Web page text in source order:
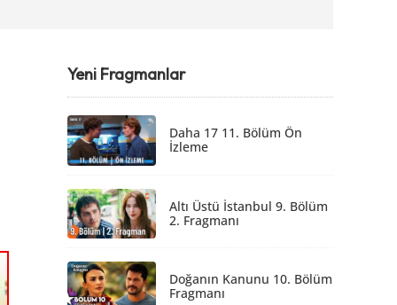
Yeni Fragmanlar
Daha 17 11. Bölüm Ön
İzleme
Altı Üstü İstanbul 9. Bölüm
2. Fragmanı
Doğanın Kanunu 10. Bölüm
Fragmanı